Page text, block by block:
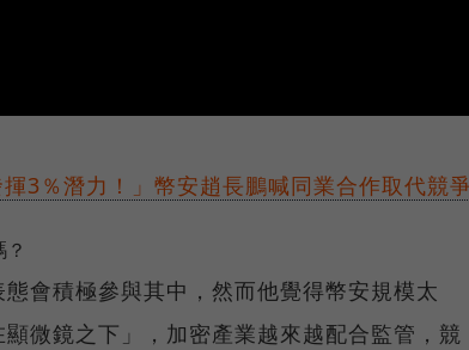
揮3％潛力！」幣安趙長鵬喊同業合作取代競
會積極參與其中，然而他覺得幣安規模太
微鏡之下」，加密產業越來越配合監管，競